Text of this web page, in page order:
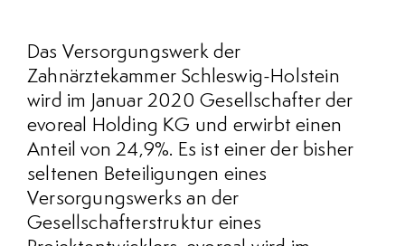
Das Versorgungswerk der
Zahnärztekammer Schleswig-Holstein
wird im Januar 2020 Gesellschafter der
evoreal Holding KG und erwirbt einen
Anteil von 24,9%. Es ist einer der bisher
seltenen Beteiligungen eines
Versorgungswerks an der
Gesellschafterstruktur eines